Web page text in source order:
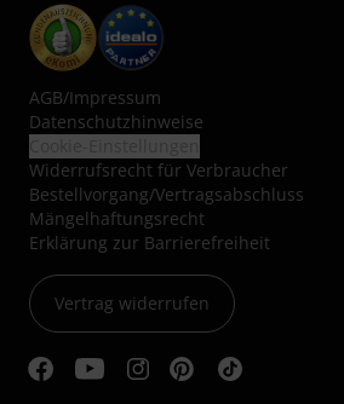
AGB/Impressum
Datenschutzhinweise
Widerrufsrecht für Verbraucher
Bestellvorgang/Vertragsabschluss
Mängelhaftungsrecht
Erklärung zur Barrierefreiheit
Vertrag widerrufen